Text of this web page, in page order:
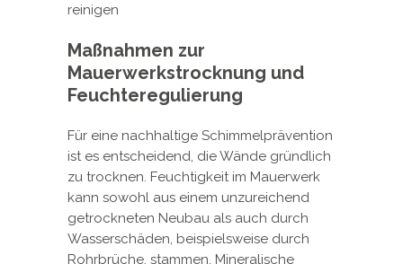
reinigen
Maßnahmen zur
Mauerwerkstrocknung und
Feuchteregulierung
Für eine nachhaltige Schimmelprävention
ist es entscheidend, die Wände gründlich
zu trocknen. Feuchtigkeit im Mauerwerk
kann sowohl aus einem unzureichend
getrockneten Neubau als auch durch
Wasserschäden, beispielsweise durch
Rohrbrüche, stammen. Mineralische